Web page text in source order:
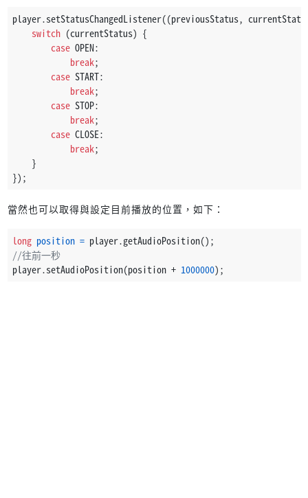
player.setStatusChangedListener((previousStatus,
switch (currentStatus) {
case OPEN:
break;
case START:
break;
case STOP:
break;
case CLOSE:
break;
    }
});
當然也可以取得與設定目前播放的位置，如下：
long position = player.getAudioPosition();
//往前一秒
player.setAudioPosition(position + 1000000);